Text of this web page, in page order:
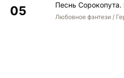
Песнь Сорокопута.
Любовное фэнтези /